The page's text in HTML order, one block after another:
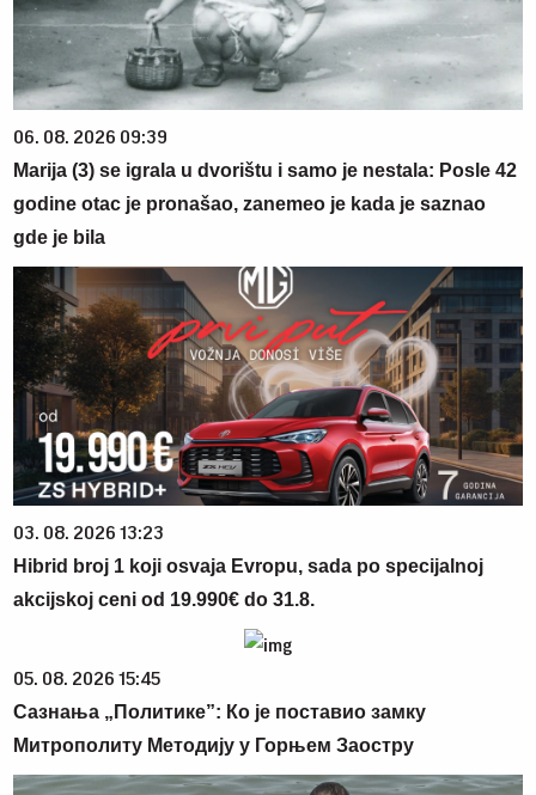
06. 08. 2026 09:39
Marija (3) se igrala u dvorištu i samo je nestala: Posle 42
godine otac je pronašao, zanemeo je kada je saznao
gde je bila
03. 08. 2026 13:23
Hibrid broj 1 koji osvaja Evropu, sada po specijalnoj
akcijskoj ceni od 19.990€ do 31.8.
05. 08. 2026 15:45
Сазнања „Политике”: Ко је поставио замку
Митрополиту Методију у Горњем Заостру